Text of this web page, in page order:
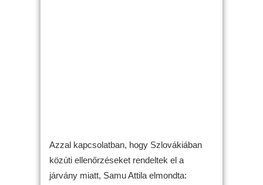
Azzal kapcsolatban, hogy Szlovákiában
közúti ellenőrzéseket rendeltek el a
járvány miatt, Samu Attila elmondta: